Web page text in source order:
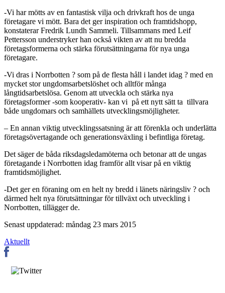
-Vi har mötts av en fantastisk vilja och drivkraft hos de unga
företagare vi mött. Bara det ger inspiration och framtidshopp,
konstaterar Fredrik Lundh Sammeli. Tillsammans med Leif
Pettersson understryker han också vikten av att nu bredda
företagsformerna och stärka förutsättningarna för nya unga
företagare.
-Vi dras i Norrbotten ? som på de flesta håll i landet idag ? med en
mycket stor ungdomsarbetslöshet och alltför många
långtidsarbetslösa. Genom att utveckla och stärka nya
företagsformer -som kooperativ- kan vi på ett nytt sätt ta tillvara
både ungdomars och samhällets utvecklingsmöjligheter.
– En annan viktig utvecklingssatsning är att förenkla och underlätta
företagsövertagande och generationsväxling i befintliga företag.
Det säger de båda riksdagsledamöterna och betonar att de ungas
företagande i Norrbotten idag framför allt visar på en viktig
framtidsmöjlighet.
-Det ger en föraning om en helt ny bredd i länets näringsliv ? och
därmed helt nya förutsättningar för tillväxt och utveckling i
Norrbotten, tillägger de.
Senast uppdaterad: måndag 23 mars 2015
Aktuellt